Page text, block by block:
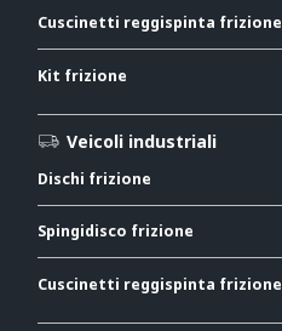
Cuscinetti reggispinta frizione
Kit frizione
Veicoli industriali
Dischi frizione
Spingidisco frizione
Cuscinetti reggispinta frizione